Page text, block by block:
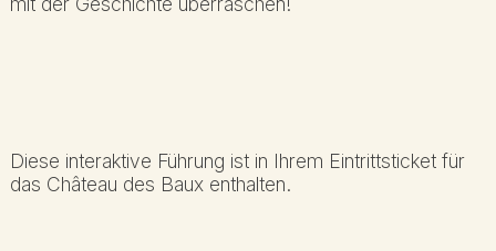
Diese interaktive Führung ist in Ihrem Eintrittsticket für
das Château des Baux enthalten.